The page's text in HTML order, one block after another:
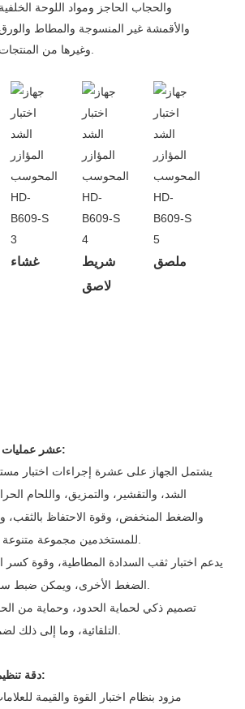
والحجاب الحاجز ومواد اللوحة الخلفية
والأقمشة غير المنسوجة والمطاط
وغيرها من المنتجات.
غشاء
شريط
لاصق
ملصق
عشر عمليات لتلبية احتياجات التنوع:
يشتمل الجهاز على عشرة إجراءات اختبار
الشد، والتقشير، والتمزيق، واللحام
والضغط المنخفض، وقوة الاحتفاظ بالثقب،
للمستخدمين مجموعة متنوعة من عناصر الاختبار.
يدعم اختبار ثقب السدادة المطاطية، وقوة كسر
الضغط الأخرى، ويمكن ضبط سرعة الاختبار بحرية.
تصميم ذكي لحماية الحدود، وحماية من
التلقائية، وما إلى ذلك لضمان التشغيل الآمن.
دقة تنظيم الاختبارات المتقدمة:
مزود بنظام اختبار القوة والقيمة